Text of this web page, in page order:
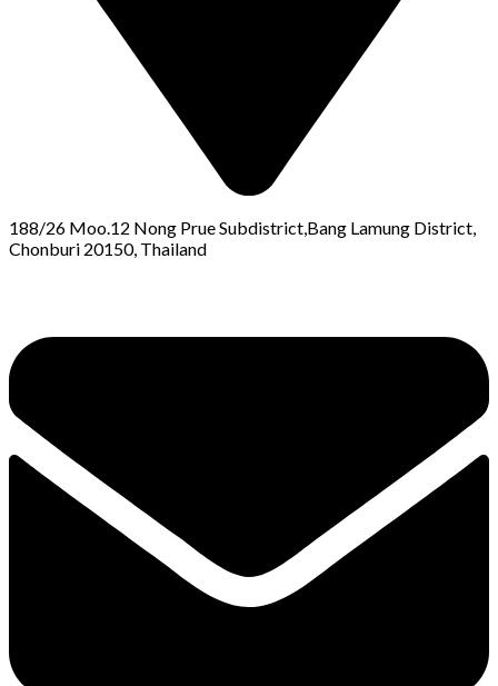
188/26 Moo.12 Nong Prue Subdistrict,Bang Lamung District,
Chonburi 20150, Thailand